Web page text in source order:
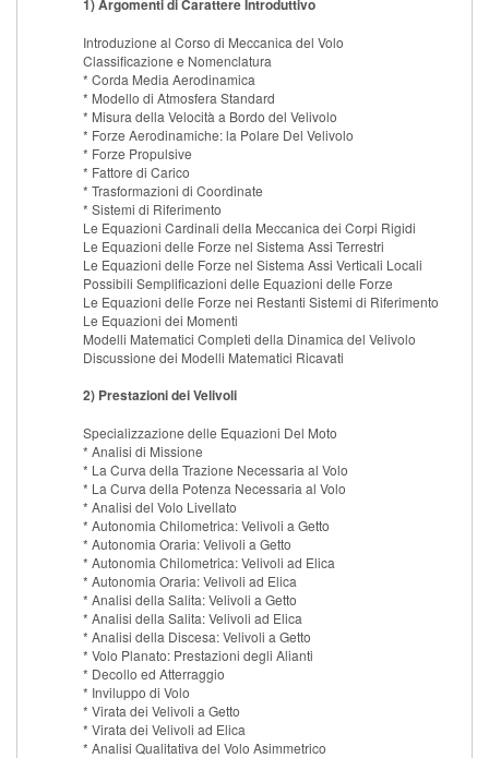
1) Argomenti di Carattere Introduttivo
Introduzione al Corso di Meccanica del Volo
Classificazione e Nomenclatura
* Corda Media Aerodinamica
* Modello di Atmosfera Standard
* Misura della Velocità a Bordo del Velivolo
* Forze Aerodinamiche: la Polare Del Velivolo
* Forze Propulsive
* Fattore di Carico
* Trasformazioni di Coordinate
* Sistemi di Riferimento
Le Equazioni Cardinali della Meccanica dei Corpi Rigidi
Le Equazioni delle Forze nel Sistema Assi Terrestri
Le Equazioni delle Forze nel Sistema Assi Verticali Locali
Possibili Semplificazioni delle Equazioni delle Forze
Le Equazioni delle Forze nei Restanti Sistemi di Riferimento
Le Equazioni dei Momenti
Modelli Matematici Completi della Dinamica del Velivolo
Discussione dei Modelli Matematici Ricavati
2) Prestazioni dei Velivoli
Specializzazione delle Equazioni Del Moto
* Analisi di Missione
* La Curva della Trazione Necessaria al Volo
* La Curva della Potenza Necessaria al Volo
* Analisi del Volo Livellato
* Autonomia Chilometrica: Velivoli a Getto
* Autonomia Oraria: Velivoli a Getto
* Autonomia Chilometrica: Velivoli ad Elica
* Autonomia Oraria: Velivoli ad Elica
* Analisi della Salita: Velivoli a Getto
* Analisi della Salita: Velivoli ad Elica
* Analisi della Discesa: Velivoli a Getto
* Volo Planato: Prestazioni degli Alianti
* Decollo ed Atterraggio
* Inviluppo di Volo
* Virata dei Velivoli a Getto
* Virata dei Velivoli ad Elica
* Analisi Qualitativa del Volo Asimmetrico